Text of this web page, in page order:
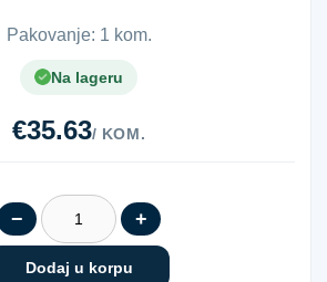
Pakovanje: 1 kom.
Na lageru
€35.63/ KOM.
− +
Dodaj u korpu